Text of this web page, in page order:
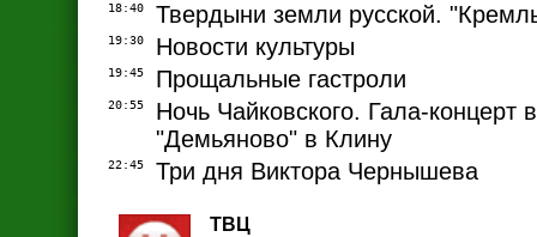
18:40 Твердыни земли русской.
19:30 Новости культуры
19:45 Прощальные гастроли
20:55
Ночь Чайковского. Гала-концерт
"Демьяново" в Клину
22:45 Три дня Виктора Чернышева
ТВЦ